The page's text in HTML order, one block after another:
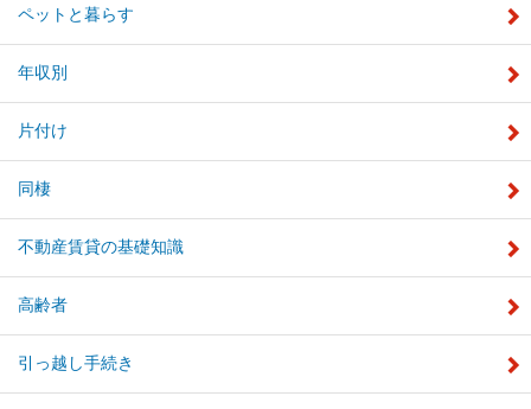
ペットと暮らす
年収別
片付け
同棲
不動産賃貸の基礎知識
高齢者
引っ越し手続き